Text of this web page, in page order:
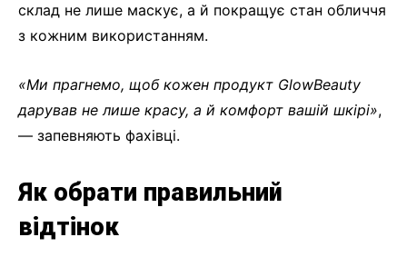
склад не лише маскує, а й покращує стан обличчя
з кожним використанням.
«Ми прагнемо, щоб кожен продукт GlowBeauty
дарував не лише красу, а й комфорт вашій шкірі»,
— запевняють фахівці.
Як обрати правильний
відтінок